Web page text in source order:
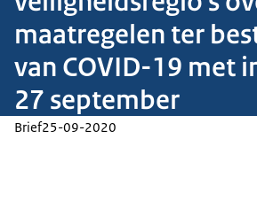
maatregelen ter
van COVID-19 met
27 september
Brief25-09-2020